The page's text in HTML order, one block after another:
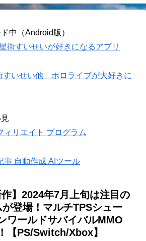
がガチャ無しでソシャゲ界隈どう
なる
中（Android版）
すいせいが好きになるアプリ
すいせい他 ホロライブが大好きに
リエイト プログラム
自動作成 AIツール
作】2024年7月上旬は注目の
登場！マルチTPSシュー
ワールドサバイバルMMO
【PS/Switch/Xbox】